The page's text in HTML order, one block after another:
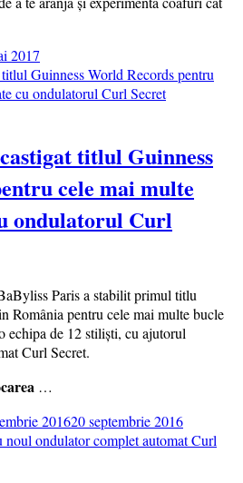
2017
titlul Guinness
cele mai multe
ondulatorul Curl
Paris a stabilit primul titlu
România pentru cele mai multe bucle
echipa de 12 stiliști, cu ajutorul
Curl Secret.
…
201620 septembrie 2016